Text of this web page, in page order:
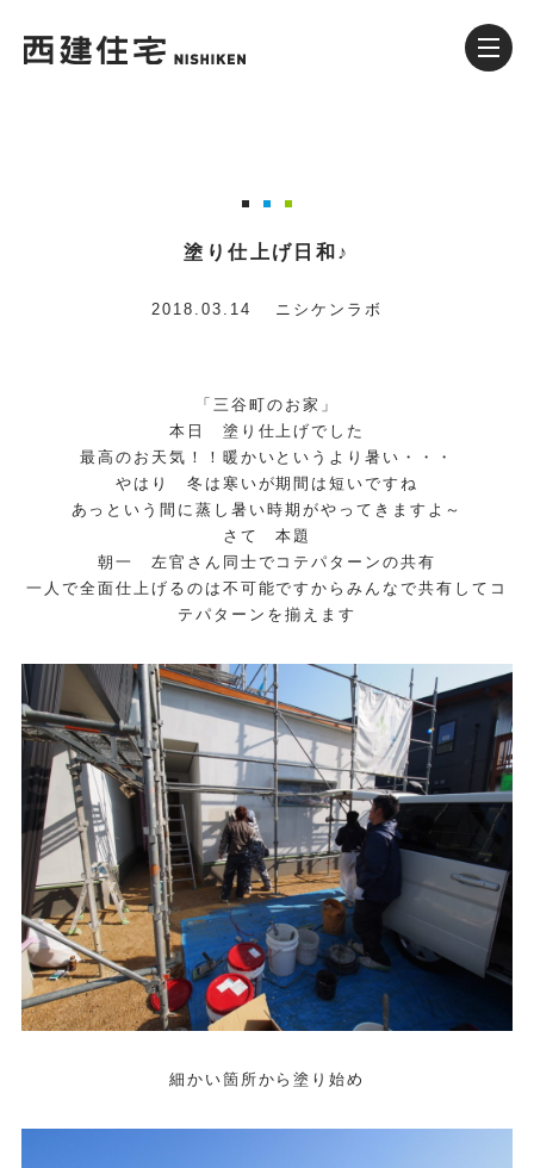
塗り仕上げ日和♪
2018.03.14 ニシケンラボ
「三谷町のお家」
本日 塗り仕上げでした
最高のお天気！！暖かいというより暑い・・・
やはり 冬は寒いが期間は短いですね
あっという間に蒸し暑い時期がやってきますよ～
さて 本題
朝一 左官さん同士でコテパターンの共有
一人で全面仕上げるのは不可能ですからみんなで共有してコ
テパターンを揃えます
細かい箇所から塗り始め